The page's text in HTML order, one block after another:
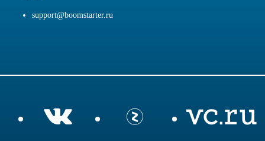
support@boomstarter.ru